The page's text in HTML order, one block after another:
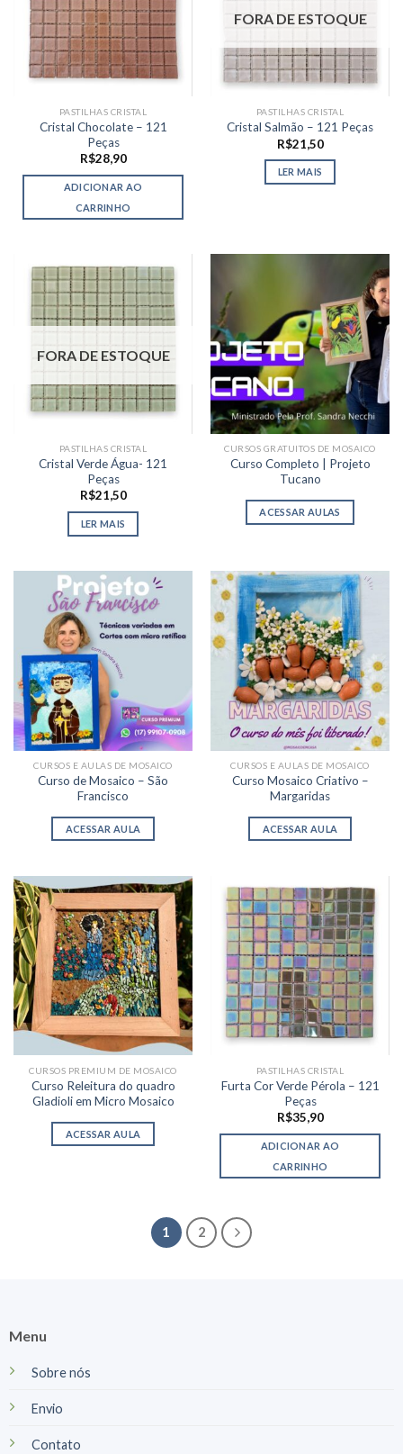
PASTILHAS CRISTAL
Cristal Chocolate – 121
Peças
R$28,90
ADICIONAR AO
CARRINHO
FORA DE ESTOQUE
PASTILHAS CRISTAL
Cristal Salmão – 121 Peças
R$21,50
LER MAIS
FORA DE ESTOQUE
PASTILHAS CRISTAL
Cristal Verde Água- 121
Peças
R$21,50
LER MAIS
CURSOS GRATUITOS DE MOSAICO
Curso Completo | Projeto
Tucano
ACESSAR AULAS
CURSOS E AULAS DE MOSAICO
Curso de Mosaico – São
Francisco
ACESSAR AULA
CURSOS E AULAS DE MOSAICO
Curso Mosaico Criativo –
Margaridas
ACESSAR AULA
CURSOS PREMIUM DE MOSAICO
Curso Releitura do quadro
Gladioli em Micro Mosaico
ACESSAR AULA
PASTILHAS CRISTAL
Furta Cor Verde Pérola – 121
Peças
R$35,90
ADICIONAR AO
CARRINHO
1 2
Menu
Sobre nós
Envio
Contato